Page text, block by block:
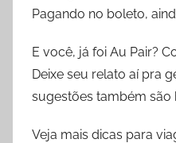
Pagando no boleto,
E você, já foi Au Pair?
Deixe seu relato aí pra
sugestões também são
Veja mais dicas para